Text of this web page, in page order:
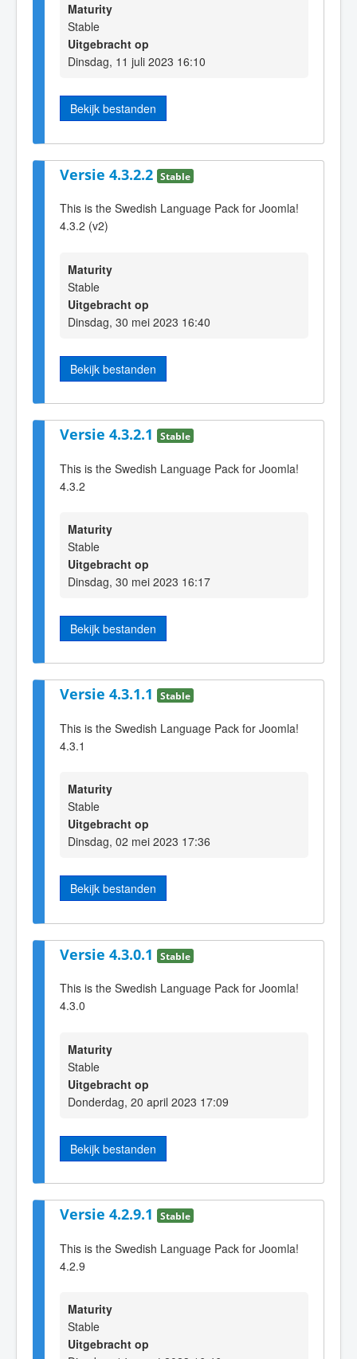
Maturity
Stable
Uitgebracht op
Dinsdag, 11 juli 2023 16:10
Bekijk bestanden
Versie 4.3.2.2 Stable
This is the Swedish Language Pack for Joomla!
4.3.2 (v2)
Maturity
Stable
Uitgebracht op
Dinsdag, 30 mei 2023 16:40
Bekijk bestanden
Versie 4.3.2.1 Stable
This is the Swedish Language Pack for Joomla!
4.3.2
Maturity
Stable
Uitgebracht op
Dinsdag, 30 mei 2023 16:17
Bekijk bestanden
Versie 4.3.1.1 Stable
This is the Swedish Language Pack for Joomla!
4.3.1
Maturity
Stable
Uitgebracht op
Dinsdag, 02 mei 2023 17:36
Bekijk bestanden
Versie 4.3.0.1 Stable
This is the Swedish Language Pack for Joomla!
4.3.0
Maturity
Stable
Uitgebracht op
Donderdag, 20 april 2023 17:09
Bekijk bestanden
Versie 4.2.9.1 Stable
This is the Swedish Language Pack for Joomla!
4.2.9
Maturity
Stable
Uitgebracht op